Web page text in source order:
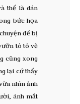
thế là dán
bức họa
để bị
tô tô vẽ
cũng xong
lại cứ thấy
nhìn ảnh
ánh mắt